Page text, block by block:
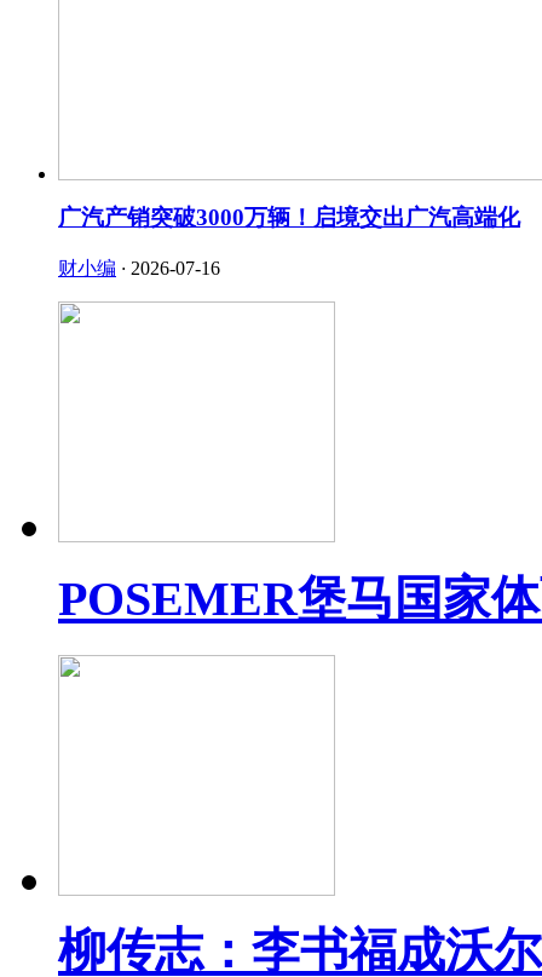
广汽产销突破3000万辆！启境交出广汽高端化
财小编 · 2026-07-16
POSEMER堡马国家
柳传志：李书福成沃